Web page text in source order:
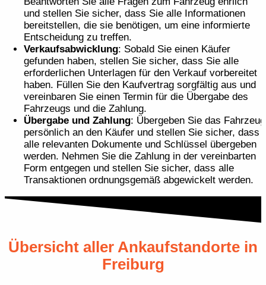
und stellen Sie sicher, dass Sie alle Informationen
bereitstellen, die sie benötigen, um eine informierte
Entscheidung zu treffen.
Verkaufsabwicklung: Sobald Sie einen Käufer
gefunden haben, stellen Sie sicher, dass Sie alle
erforderlichen Unterlagen für den Verkauf vorbereitet
haben. Füllen Sie den Kaufvertrag sorgfältig aus und
vereinbaren Sie einen Termin für die Übergabe des
Fahrzeugs und die Zahlung.
Übergabe und Zahlung: Übergeben Sie das Fahrzeug
persönlich an den Käufer und stellen Sie sicher, dass
alle relevanten Dokumente und Schlüssel übergeben
werden. Nehmen Sie die Zahlung in der vereinbarten
Form entgegen und stellen Sie sicher, dass alle
Transaktionen ordnungsgemäß abgewickelt werden.
Übersicht aller Ankaufstandorte in
Freiburg